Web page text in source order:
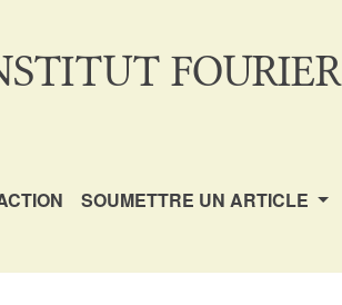
FOURIER
SOUMETTRE UN ARTICLE